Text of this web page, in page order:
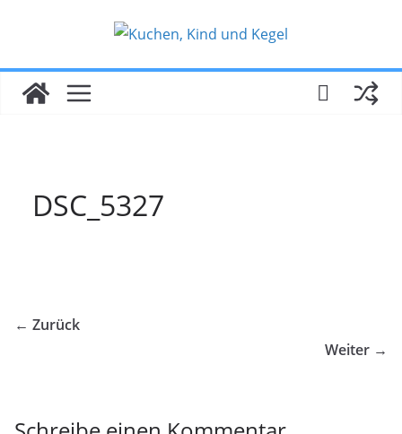
DSC_5327
← Zurück
Weiter →